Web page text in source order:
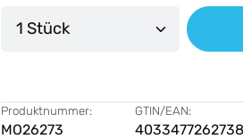
Produkt Anzahl: Gib
Produktnummer:
MO26273
GTIN/EAN:
4033477262738